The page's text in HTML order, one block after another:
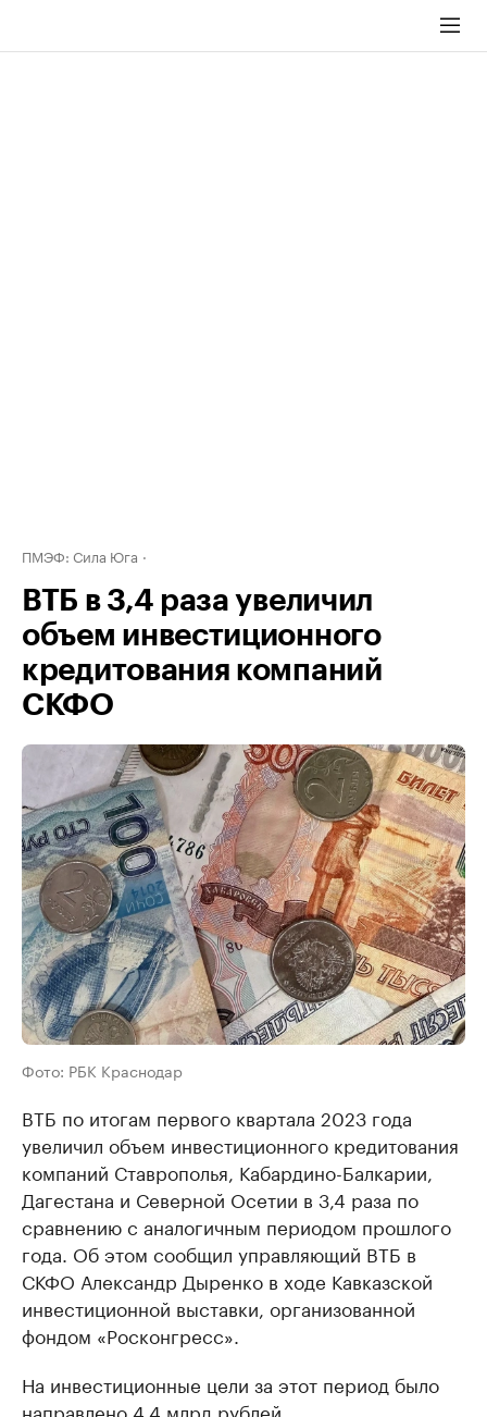
ПМЭФ: Сила Юга
ВТБ в 3,4 раза увеличил
объем инвестиционного
кредитования компаний
СКФО
Фото: РБК Краснодар
ВТБ по итогам первого квартала 2023 года
увеличил объем инвестиционного кредитования
компаний Ставрополья, Кабардино-Балкарии,
Дагестана и Северной Осетии в 3,4 раза по
сравнению с аналогичным периодом прошлого
года. Об этом сообщил управляющий ВТБ в
СКФО Александр Дыренко в ходе Кавказской
инвестиционной выставки, организованной
фондом «Росконгресс».
На инвестиционные цели за этот период было
направлено 4,4 млрд рублей.